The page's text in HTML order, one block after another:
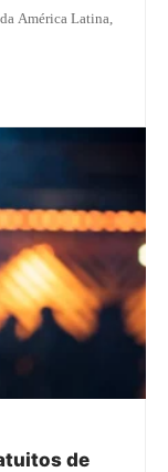
América Latina,
de